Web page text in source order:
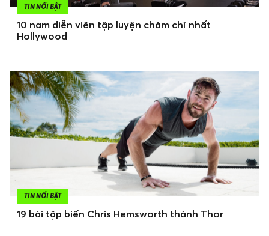
TIN NỔI BẬT
10 nam diễn viên tập luyện chăm chỉ nhất
Hollywood
TIN NỔI BẬT
19 bài tập biến Chris Hemsworth thành Thor